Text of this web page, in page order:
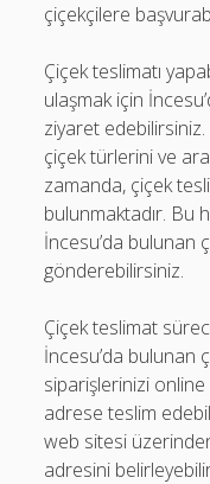
çiçekçilere
Çiçek teslimatı
ulaşmak için
ziyaret
çiçek türlerini ve
zamanda, çiçek
bulunmaktadır. Bu
İncesu’da bulunan
gönderebilirsiniz.
Çiçek teslimat
İncesu’da bulunan
siparişlerinizi
adrese teslim
web sitesi
adresini